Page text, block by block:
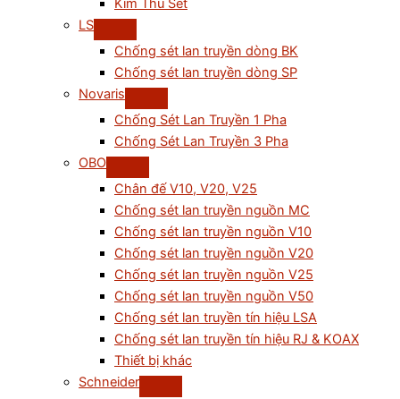
Kim Thu Sét
LS
Chống sét lan truyền dòng BK
Chống sét lan truyền dòng SP
Novaris
Chống Sét Lan Truyền 1 Pha
Chống Sét Lan Truyền 3 Pha
OBO
Chân đế V10, V20, V25
Chống sét lan truyền nguồn MC
Chống sét lan truyền nguồn V10
Chống sét lan truyền nguồn V20
Chống sét lan truyền nguồn V25
Chống sét lan truyền nguồn V50
Chống sét lan truyền tín hiệu LSA
Chống sét lan truyền tín hiệu RJ & KOAX
Thiết bị khác
Schneider